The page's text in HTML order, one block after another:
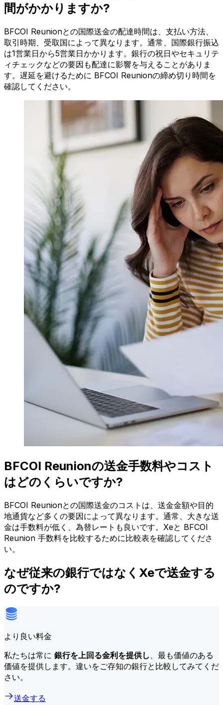
間がかかりますか?
BFCOI Reunionとの国際送金の配達時間は、支払い方法、
取引時期、受取国によって異なります。通常、国際銀行振込
は1営業日から5営業日かかります。銀行の祝日やセキュリテ
ィチェックなどの要因も配達に影響を与えることがありま
す。遅延を避けるために BFCOI Reunionの締め切り時間を
確認してください。
BFCOI Reunionの送金手数料やコスト
はどのくらいですか?
BFCOI Reunionとの国際送金のコストは、送金金額や目的
地通貨など多くの要因によって異なります。通常、大きな送
金は手数料が低く、為替レートも良いです。Xeと BFCOI
Reunion 手数料を比較するために比較表を確認してくださ
い。
なぜ従来の銀行ではなくXeで送金する
のですか?
より良い料金
私たちは常に 銀行を上回る金利を提供し 、最も価値のある
価値を提供します。違いをご存知の銀行と比較してみてくだ
さい。
送金する